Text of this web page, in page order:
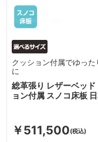
総革張り レザーベッド
ョン付属 スノコ床板
クッション付属でゆった
に
￥511,500